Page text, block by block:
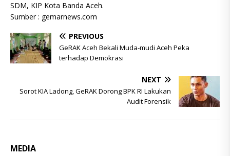
SDM, KIP Kota Banda Aceh.
Sumber : gemarnews.com
PREVIOUS
GeRAK Aceh Bekali Muda-mudi Aceh Peka
terhadap Demokrasi
NEXT
Sorot KIA Ladong, GeRAK Dorong BPK RI Lakukan
Audit Forensik
MEDIA